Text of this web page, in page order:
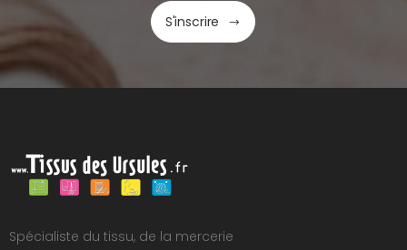
S'inscrire
Spécialiste du tissu, de la mercerie